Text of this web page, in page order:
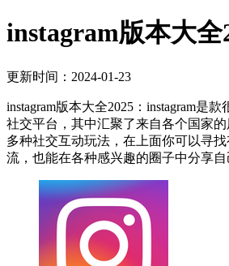
instagram版本大全
更新时间：2024-01-23
instagram版本大全2025：instagram是
社交平台，其中汇聚了来自各个国家
多种社交互动玩法，在上面你可以寻
流，也能在各种感兴趣的圈子中分享自